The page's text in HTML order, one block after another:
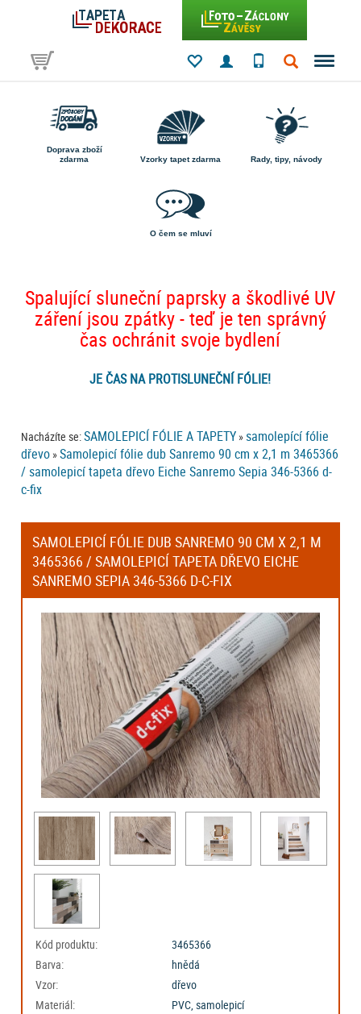
Doprava zboží
zdarma
Vzorky tapet zdarma Rady, tipy, návody
O čem se mluví
Spalující sluneční paprsky a škodlivé UV
záření jsou zpátky - teď je ten správný
čas ochránit svoje bydlení
JE ČAS NA PROTISLUNEČNÍ FÓLIE!
Nacházíte se:SAMOLEPICÍ FÓLIE A TAPETY »samolepící fólie
dřevo »Samolepicí fólie dub Sanremo 90 cm x 2,1 m 3465366
/ samolepicí tapeta dřevo Eiche Sanremo Sepia 346-5366 d-
c-fix
SAMOLEPICÍ FÓLIE DUB SANREMO 90 CM X 2,1 M
3465366 / SAMOLEPICÍ TAPETA DŘEVO EICHE
SANREMO SEPIA 346-5366 D-C-FIX
Kód produktu:
3465366
Barva:
hnědá
Vzor:
dřevo
Materiál:
PVC, samolepicí